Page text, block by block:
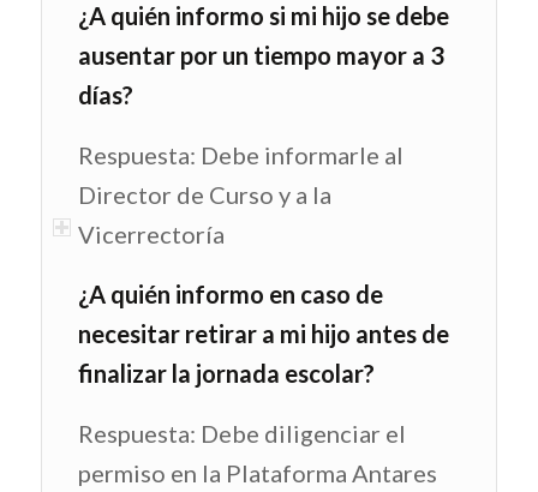
¿A quién informo si mi hijo se debe
ausentar por un tiempo mayor a 3
días?
Respuesta: Debe informarle al
Director de Curso y a la
Vicerrectoría
¿A quién informo en caso de
necesitar retirar a mi hijo antes de
finalizar la jornada escolar?
Respuesta: Debe diligenciar el
permiso en la Plataforma Antares